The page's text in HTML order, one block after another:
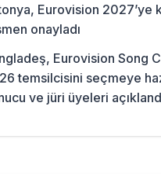
Eurovision 2027’ye
onayladı
Eurovision Song
temsilcisini seçmeye
ve jüri üyeleri